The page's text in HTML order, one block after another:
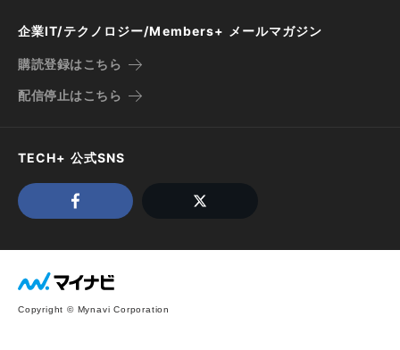
企業IT/テクノロジー/Members+ メールマガジン
購読登録はこちら
配信停止はこちら
TECH+ 公式SNS
Copyright © Mynavi Corporation